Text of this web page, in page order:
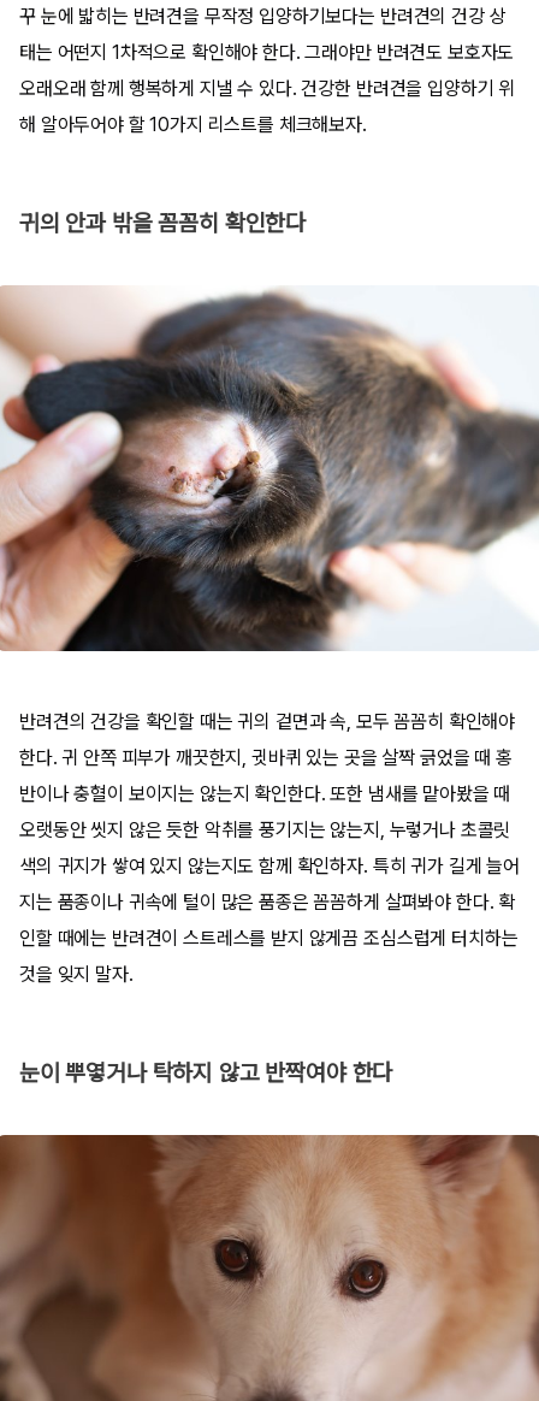
꾸 눈에 밟히는 반려견을 무작정 입양하기보다는 반려견의 건강 상
태는 어떤지 1차적으로 확인해야 한다. 그래야만 반려견도 보호자도
오래오래 함께 행복하게 지낼 수 있다. 건강한 반려견을 입양하기 위
해 알아두어야 할 10가지 리스트를 체크해보자.
귀의 안과 밖을 꼼꼼히 확인한다
반려견의 건강을 확인할 때는 귀의 겉면과 속, 모두 꼼꼼히 확인해야
한다. 귀 안쪽 피부가 깨끗한지, 귓바퀴 있는 곳을 살짝 긁었을 때 홍
반이나 충혈이 보이지는 않는지 확인한다. 또한 냄새를 맡아봤을 때
오랫동안 씻지 않은 듯한 악취를 풍기지는 않는지, 누렇거나 초콜릿
색의 귀지가 쌓여 있지 않는지도 함께 확인하자. 특히 귀가 길게 늘어
지는 품종이나 귀속에 털이 많은 품종은 꼼꼼하게 살펴봐야 한다. 확
인할 때에는 반려견이 스트레스를 받지 않게끔 조심스럽게 터치하는
것을 잊지 말자.
눈이 뿌옇거나 탁하지 않고 반짝여야 한다